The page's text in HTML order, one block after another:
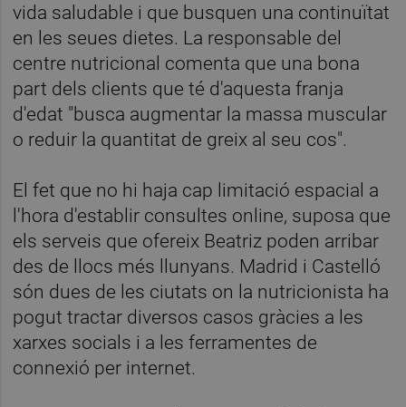
vida saludable i que busquen una continuïtat
en les seues dietes. La responsable del
centre nutricional comenta que una bona
part dels clients que té d'aquesta franja
d'edat "busca augmentar la massa muscular
o reduir la quantitat de greix al seu cos".
El fet que no hi haja cap limitació espacial a
l'hora d'establir consultes online, suposa que
els serveis que ofereix Beatriz poden arribar
des de llocs més llunyans. Madrid i Castelló
són dues de les ciutats on la nutricionista ha
pogut tractar diversos casos gràcies a les
xarxes socials i a les ferramentes de
connexió per internet.